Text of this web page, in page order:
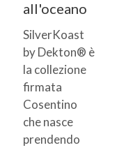
all'oceano
SilverKoast
by Dekton® è
la collezione
firmata
Cosentino
che nasce
prendendo